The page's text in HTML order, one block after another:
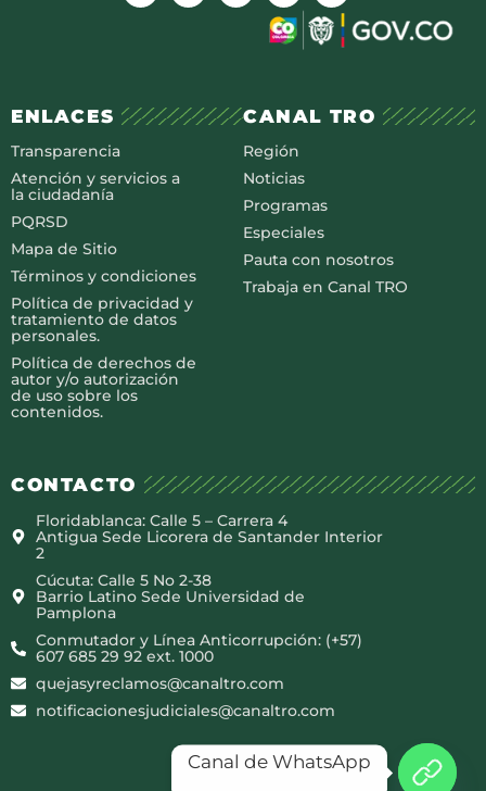
ENLACES
Transparencia
Atención y servicios a
la ciudadanía
PQRSD
Mapa de Sitio
Términos y condiciones
Política de privacidad y
tratamiento de datos
personales.
Política de derechos de
autor y/o autorización
de uso sobre los
contenidos.
CANAL TRO
Región
Noticias
Programas
Especiales
Pauta con nosotros
Trabaja en Canal TRO
CONTACTO
Floridablanca: Calle 5 – Carrera 4
Antigua Sede Licorera de Santander Interior
2
Cúcuta: Calle 5 No 2-38
Barrio Latino Sede Universidad de
Pamplona
Conmutador y Línea Anticorrupción: (+57)
607 685 29 92 ext. 1000
quejasyreclamos@canaltro.com
notificacionesjudiciales@canaltro.com
Canal de WhatsApp